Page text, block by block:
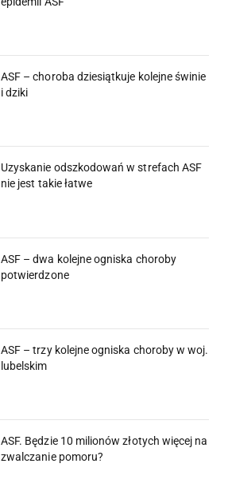
ASF – choroba dziesiątkuje kolejne świnie
i dziki
Uzyskanie odszkodowań w strefach ASF
nie jest takie łatwe
ASF – dwa kolejne ogniska choroby
potwierdzone
ASF – trzy kolejne ogniska choroby w woj.
lubelskim
ASF. Będzie 10 milionów złotych więcej na
zwalczanie pomoru?